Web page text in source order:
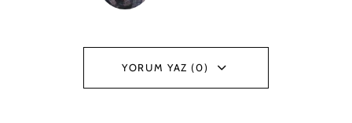
YORUM YAZ (0)